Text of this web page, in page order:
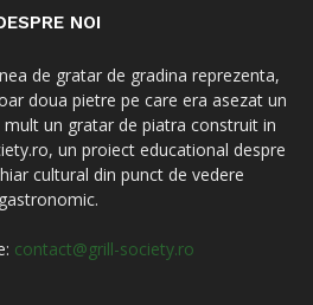
NOI
de gratar de gradina reprezenta,
doua pietre pe care era asezat un
un gratar de piatra construit in
un proiect educational despre
cultural din punct de vedere
gastronomic.
contact@grill-society.ro